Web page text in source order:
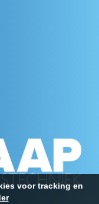
voor tracking en